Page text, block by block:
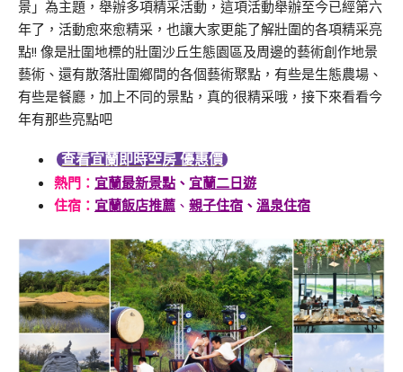
景」為主題，舉辦多項精采活動，這項活動舉辦至今已經第六
年了，活動愈來愈精采，也讓大家更能了解壯圍的各項精采亮
點!! 像是壯圍地標的壯圍沙丘生態園區及周邊的藝術創作地景
藝術、還有散落壯圍鄉間的各個藝術聚點，有些是生態農場、
有些是餐廳，加上不同的景點，真的很精采哦，接下來看看今
年有那些亮點吧
查看宜蘭即時空房 優惠價
熱門 ： 宜蘭最新景點 、 宜蘭二日遊
住宿： 宜蘭飯店推薦 、 親子住宿 、 溫泉住宿